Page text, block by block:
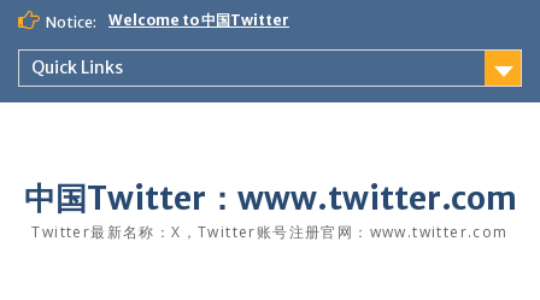
Skip
content
Notice: Welcome to 中国Twitter
Quick Links
中国Twitter：www.twitter.com
Twitter最新名称：X，Twitter账号注册官网：www.twitter.com